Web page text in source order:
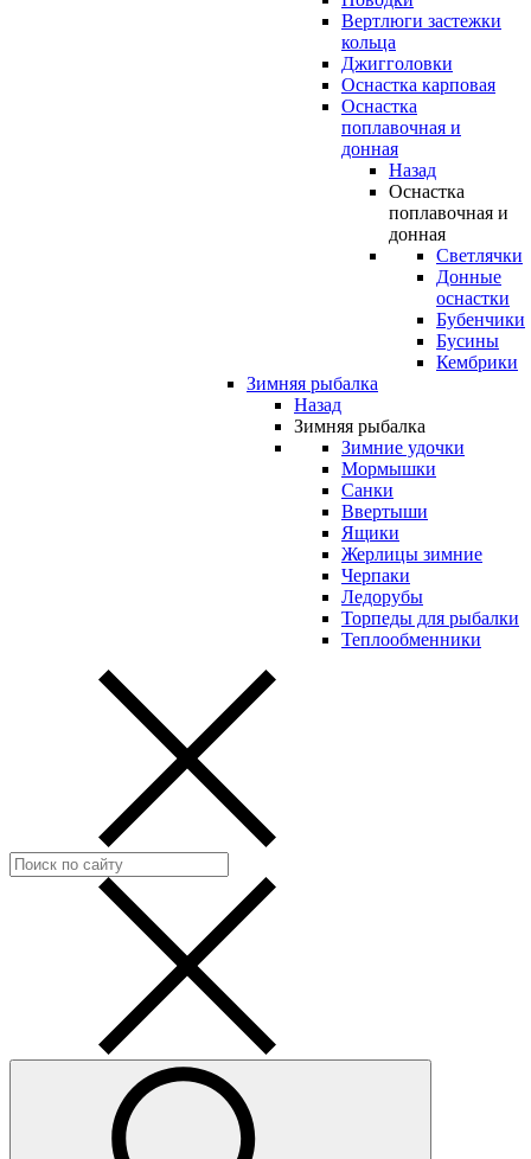
Вертлюги застежки
кольца
Джигголовки
Оснастка карповая
Оснастка
поплавочная и
донная
Назад
Оснастка
поплавочная и
донная
Светлячки
Донные
оснастки
Бубенчики
Бусины
Кембрики
Зимняя рыбалка
Назад
Зимняя рыбалка
Зимние удочки
Мормышки
Санки
Ввертыши
Ящики
Жерлицы зимние
Черпаки
Ледорубы
Торпеды для рыбалки
Теплообменники